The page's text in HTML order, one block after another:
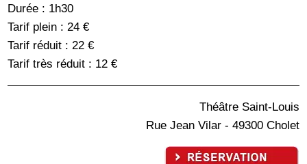
Durée : 1h30
Tarif plein : 24 €
Tarif réduit : 22 €
Tarif très réduit : 12 €
Théâtre Saint-Louis
Rue Jean Vilar - 49300 Cholet